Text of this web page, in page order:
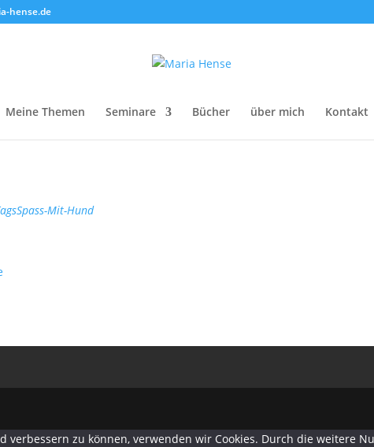
hense.de
Meine Themen Seminare Bücher über mich Kontakt
Spass-Mit-Hund
zu können, verwenden wir Cookies. Durch die weitere